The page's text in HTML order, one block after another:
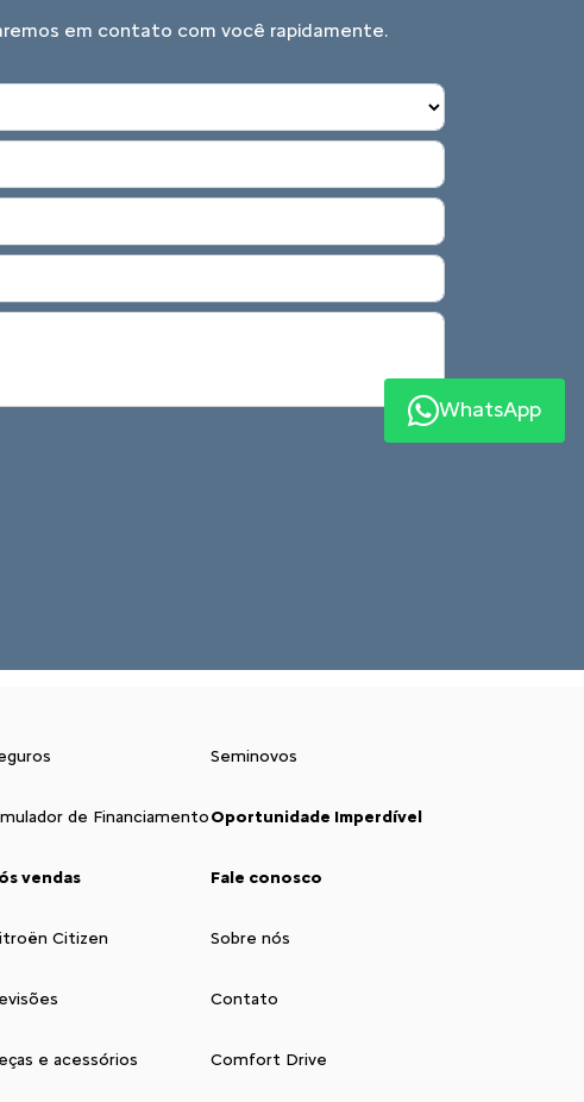
em contato com você rapidamente.
de Financiamento
vendas
Citizen
e acessórios
Seminovos
Oportunidade Imperdível
Fale conosco
Sobre nós
Contato
Comfort Drive
WhatsApp